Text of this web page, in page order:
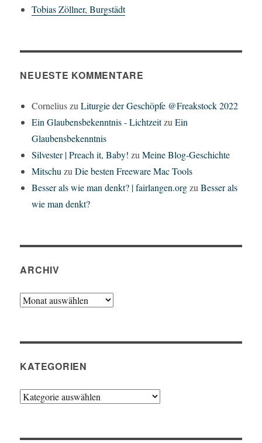
Tobias Zöllner, Burgstädt
NEUESTE KOMMENTARE
CorneliuszuLiturgie der Geschöpfe @Freakstock 2022
Ein Glaubensbekenntnis - LichtzeitzuEin
Glaubensbekenntnis
Silvester | Preach it, Baby! zuMeine Blog-Geschichte
MitschuzuDie besten Freeware Mac Tools
Besser als wie man denkt? | fairlangen.orgzuBesser als
wie man denkt?
ARCHIV
Archiv
KATEGORIEN
Kategorien